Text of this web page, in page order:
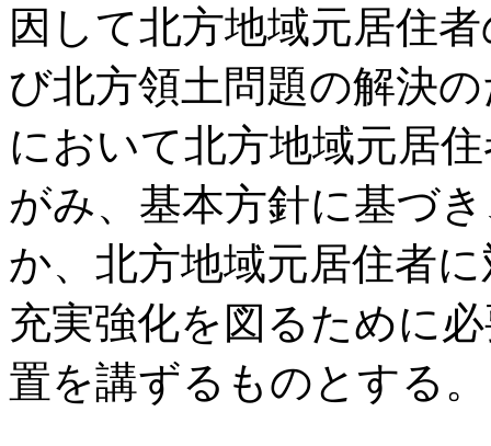
因して北方地域元居住
び北方領土問題の解決
において北方地域元居
がみ、基本方針に基づ
か、北方地域元居住者
充実強化を図るために
置を講ずるものとする。